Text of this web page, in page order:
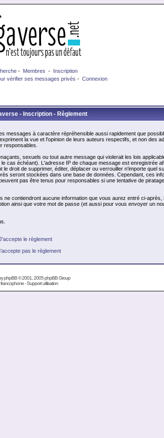
- Membres - Inscription
vérifier ses messages privés - Connexion
- Inscription - Règlement
à caractère répréhensible aussi rapidement que
la vue et l'opinion de leurs auteurs respectifs, et non des
responsables.
sexuels ou tout autre message qui violerait les lois
cas échéant). L'adresse IP de chaque message est enregistrée
droit de supprimer, éditer, déplacer ou verrouiller n'importe quel
seront stockées dans une base de données. Cependant, ces
pas être tenus pour responsables si une tentative de
contiendront aucune information que vous aurez entré ci-
ainsi que votre mot de passe (et aussi pour vous envoyer un
le règlement
pas le règlement
phpBB© 2001, 2005 phpBB Group
francophone-Support utilisation